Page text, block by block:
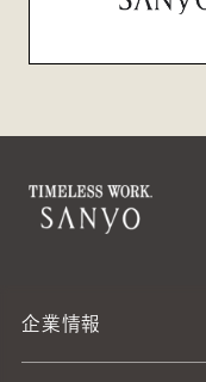
企業情報